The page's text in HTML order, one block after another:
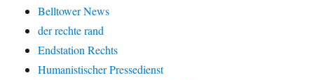
Belltower News
der rechte rand
Endstation Rechts
Humanistischer Pressedienst